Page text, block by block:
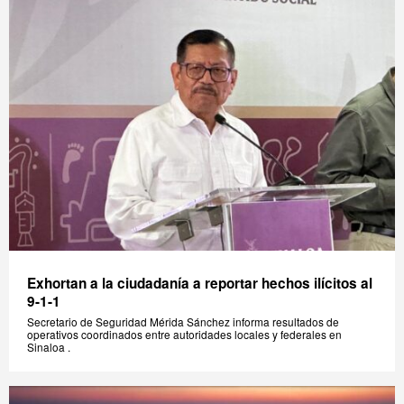
Exhortan a la ciudadanía a reportar hechos ilícitos al
9-1-1
Secretario de Seguridad Mérida Sánchez informa resultados de
operativos coordinados entre autoridades locales y federales en
Sinaloa .